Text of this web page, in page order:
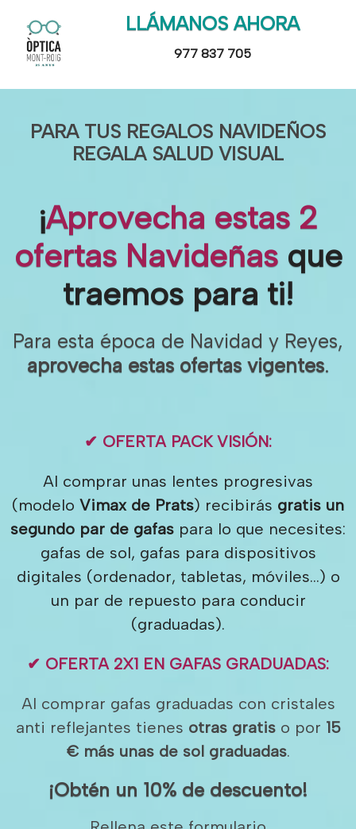
LLÁMANOS AHORA
977 837 705
PARA TUS REGALOS NAVIDEÑOS
REGALA SALUD VISUAL
¡Aprovecha estas 2
ofertas Navideñas que
traemos para ti!
Para esta época de Navidad y Reyes,
aprovecha estas ofertas vigentes.
✔ OFERTA PACK VISIÓN:
Al comprar unas lentes progresivas
(modelo Vimax de Prats) recibirás gratis un
segundo par de gafas para lo que necesites:
gafas de sol, gafas para dispositivos
digitales (ordenador, tabletas, móviles…) o
un par de repuesto para conducir
(graduadas).
✔ OFERTA 2X1 EN GAFAS GRADUADAS:
Al comprar gafas graduadas con cristales
anti reflejantes tienes otras gratiso por 15
€ más unas de sol graduadas.
¡Obtén un 10% de descuento!